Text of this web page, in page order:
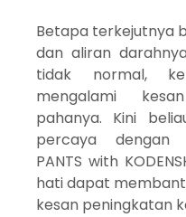
Betapa terkejutnya
dan aliran
tidak normal,
mengalami
pahanya. Kini
percaya dengan
PANTS with
hati dapat
kesan peningkatan